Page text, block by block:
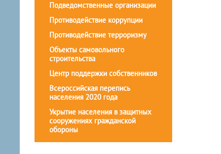
Подведомственные организации
Противодействие коррупции
Противодействие терроризму
Объекты самовольного
строительства
Центр поддержки собственников
Всероссийская перепись
населения 2020 года
Укрытие населения в защитных
сооружениях гражданской
обороны